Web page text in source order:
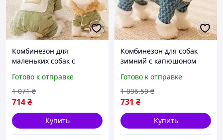
Комбинезон для
маленьких собак с
зелёный защита от
холода и ветра FLAME
Готово к отправке
714₴
1 071 ₴
Купить
Комбинезон для собак
зимний с капюшоном
для прогулок и активного
отдыха FLAME
Готово к отправке
731 ₴
1 096.50 ₴
Купить